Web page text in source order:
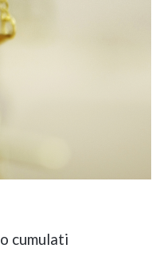
cumulati